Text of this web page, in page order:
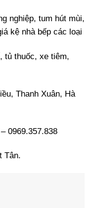
nghiệp, tum hút mùi,
kệ nhà bếp các loại
tủ thuốc, xe tiêm,
Thanh Xuân, Hà
0969.357.838
Tân.